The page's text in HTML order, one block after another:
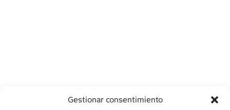
Gestionar consentimiento